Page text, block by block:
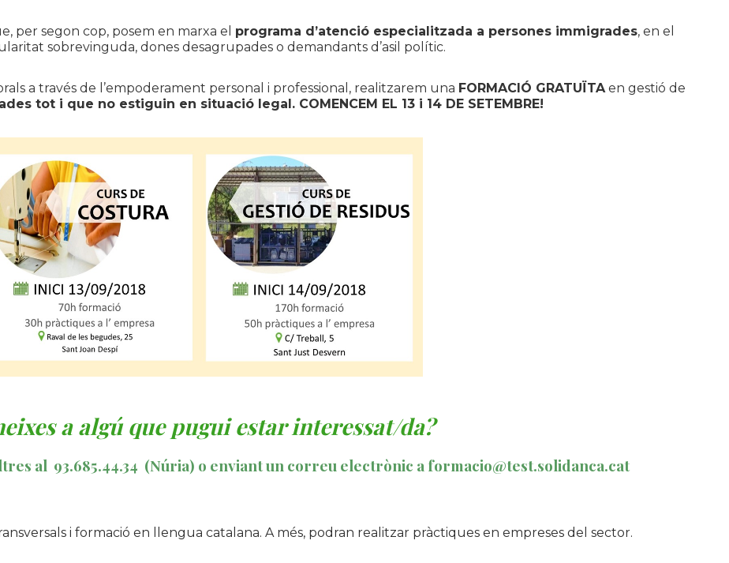
per segon cop, posem en marxa el programa d’atenció especialitzada a persones immigrades, en el
sobrevinguda, dones desagrupades o demandants d’asil polític.
a través de l’empoderament personal i professional, realitzarem una FORMACIÓ GRATUÏTAen gestió de
tot i que no estiguin en situació legal. COMENCEM EL 13 i 14 DE SETEMBRE!
a algú que pugui estar interessat/da?
al 93.685.44.34 (Núria) o enviant un correu electrònic a formacio@test.solidanca.cat
i formació en llengua catalana. A més, podran realitzar pràctiques en empreses del sector.